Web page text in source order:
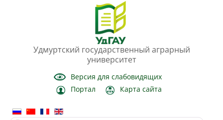
Удмуртский государственный аграрный
университет
Версия для слабовидящих
Портал
Карта сайта